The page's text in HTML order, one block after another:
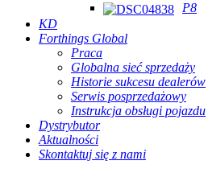
P8
KD
Forthings Global
Praca
Globalna sieć sprzedaży
Historie sukcesu dealerów
Serwis posprzedażowy
Instrukcja obsługi pojazdu
Dystrybutor
Aktualności
Skontaktuj się z nami